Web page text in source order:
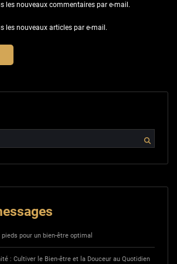
les nouveaux commentaires par e-mail.
les nouveaux articles par e-mail.
pieds pour un bien-être optimal
: Cultiver le Bien-être et la Douceur au Quotidien